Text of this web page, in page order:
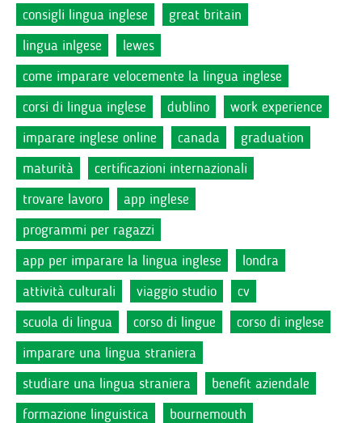
consigli lingua inglese
great britain
lingua inlgese
lewes
come imparare velocemente la lingua inglese
corsi di lingua inglese
dublino
work experience
imparare inglese online
canada
graduation
maturità
certificazioni internazionali
trovare lavoro
app inglese
programmi per ragazzi
app per imparare la lingua inglese
londra
attività culturali
viaggio studio
cv
scuola di lingua
corso di lingue
corso di inglese
imparare una lingua straniera
studiare una lingua straniera
benefit aziendale
formazione linguistica
bournemouth